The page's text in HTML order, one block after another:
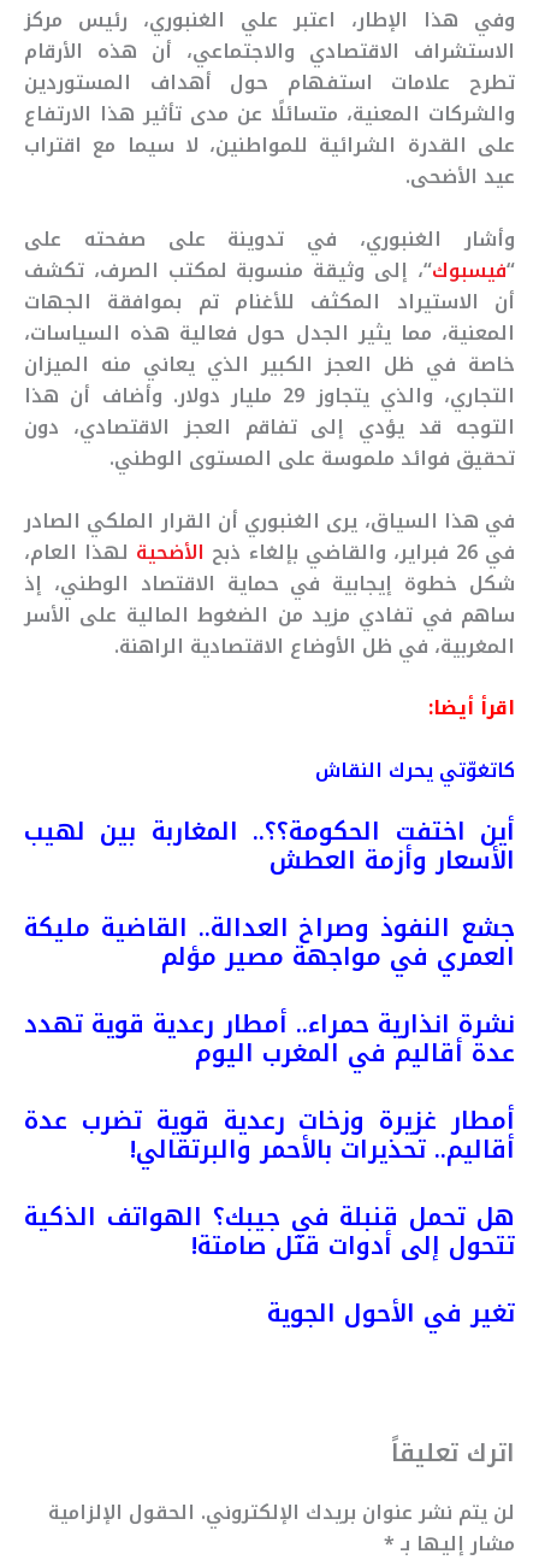
وفي هذا الإطار، اعتبر علي الغنبوري، رئيس مركز
الاستشراف الاقتصادي والاجتماعي، أن هذه الأرقام
تطرح علامات استفهام حول أهداف المستوردين
والشركات المعنية، متسائلًا عن مدى تأثير هذا الارتفاع
على القدرة الشرائية للمواطنين، لا سيما مع اقتراب
عيد الأضحى.
وأشار الغنبوري، في تدوينة على صفحته على
“فيسبوك“، إلى وثيقة منسوبة لمكتب الصرف، تكشف
أن الاستيراد المكثف للأغنام تم بموافقة الجهات
المعنية، مما يثير الجدل حول فعالية هذه السياسات،
خاصة في ظل العجز الكبير الذي يعاني منه الميزان
التجاري، والذي يتجاوز 29 مليار دولار. وأضاف أن هذا
التوجه قد يؤدي إلى تفاقم العجز الاقتصادي، دون
تحقيق فوائد ملموسة على المستوى الوطني.
في هذا السياق، يرى الغنبوري أن القرار الملكي الصادر
في 26 فبراير، والقاضي بإلغاء ذبح
الأضحية لهذا العام،
شكل خطوة إيجابية في حماية الاقتصاد الوطني، إذ
ساهم في تفادي مزيد من الضغوط المالية على الأسر
المغربية، في ظل الأوضاع الاقتصادية الراهنة.
اقرأ أيضا:
كاتغوّتي يحرك النقاش
أين اختفت الحكومة؟؟.. المغاربة بين لهيب
الأسعار وأزمة العطش
جشع النفوذ وصراخ العدالة.. القاضية مليكة
العمري في مواجهة مصير مؤلم
نشرة انذارية حمراء.. أمطار رعدية قوية تهدد
عدة أقاليم في المغرب اليوم
أمطار غزيرة وزخات رعدية قوية تضرب عدة
أقاليم.. تحذيرات بالأحمر والبرتقالي!
هل تحمل قنبلة في جيبك؟ الهواتف الذكية
تتحول إلى أدوات قتل صامتة!
تغير في الأحول الجوية
اترك تعليقاً
لن يتم نشر عنوان بريدك الإلكتروني. الحقول الإلزامية
مشار إليها بـ*